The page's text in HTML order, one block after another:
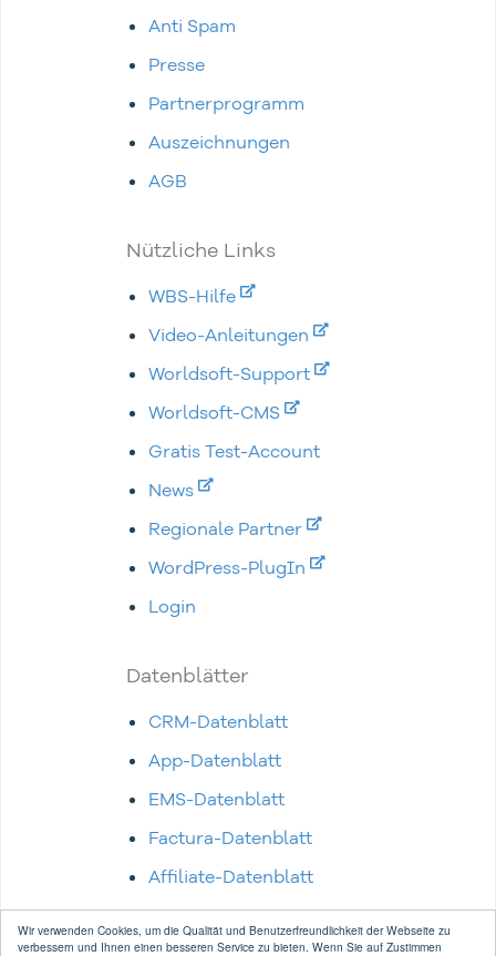
Wir verwenden Cookies, um die Qualität und Benutzerfreundlichkeit der Webseite zu
verbessern und Ihnen einen besseren Service zu bieten. Wenn Sie auf Zustimmen
Anti Spam
Presse
Partnerprogramm
Auszeichnungen
AGB
Nützliche Links
WBS-Hilfe
Video-Anleitungen
Worldsoft-Support
Worldsoft-CMS
Gratis Test-Account
News
Regionale Partner
WordPress-PlugIn
Login
Datenblätter
CRM-Datenblatt
App-Datenblatt
EMS-Datenblatt
Factura-Datenblatt
Affiliate-Datenblatt